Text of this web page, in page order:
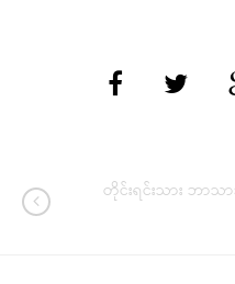
တိုင်းရင်းသား ဘာသ